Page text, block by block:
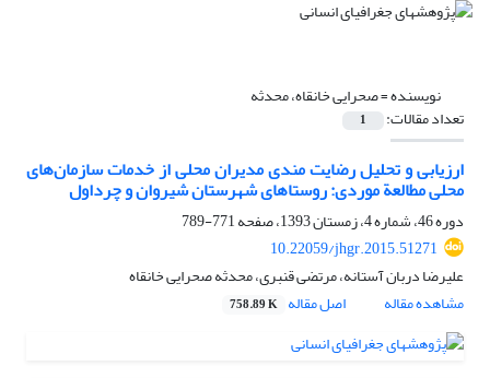
نویسنده =صحرایی خانقاه، محدثه
تعداد مقالات: 1
ارزیابی و تحلیل رضایت مندی مدیران محلی از خدمات سازمان‌های
محلی مطالعة موردی:‌ روستاهای شهرستان شیروان و چرداول
دوره 46، شماره 4، زمستان 1393، صفحه
771-789
10.22059/jhgr.2015.51271
علیرضا دربان آستانه، مرتضی قنبری، محدثه صحرایی خانقاه
مشاهده مقاله
اصل مقاله 758.89 K